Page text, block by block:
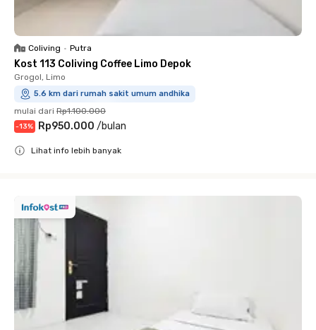
Coliving • Putra
Kost 113 Coliving Coffee Limo Depok
Grogol, Limo
5.6 km dari rumah sakit umum andhika
mulai dari Rp1.100.000
-13% Rp950.000 /bulan
Lihat info lebih banyak